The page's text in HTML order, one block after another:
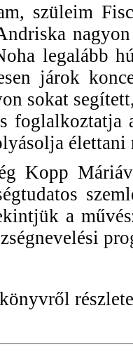
szüleim
legalább
járok
sokat
foglalkoztatja
élettani
Kopp
a